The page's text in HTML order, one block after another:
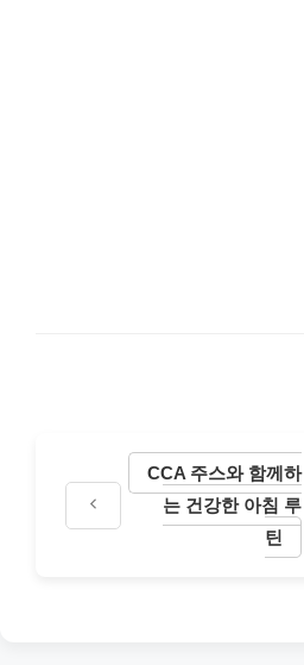
CCA 주스와 함께하
는 건강한 아침 루
틴